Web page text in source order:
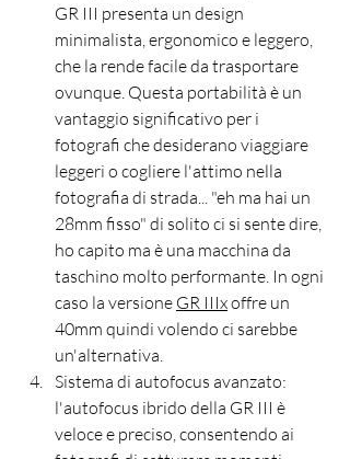
GR III presenta un design
minimalista, ergonomico e leggero,
che la rende facile da trasportare
ovunque. Questa portabilità è un
vantaggio significativo per i
fotografi che desiderano viaggiare
leggeri o cogliere l'attimo nella
fotografia di strada... "eh ma hai un
28mm fisso" di solito ci si sente dire,
ho capito ma è una macchina da
taschino molto performante. In ogni
caso la versione GR IIIx offre un
40mm quindi volendo ci sarebbe
un'alternativa.
Sistema di autofocus avanzato:
l'autofocus ibrido della GR III è
veloce e preciso, consentendo ai